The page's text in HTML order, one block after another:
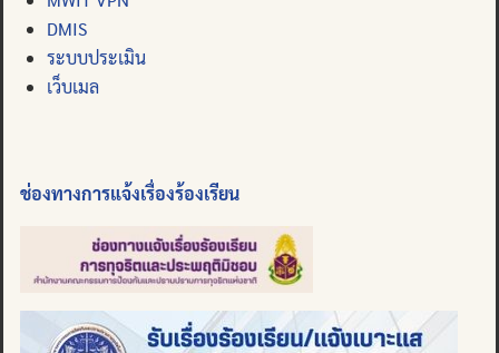
DMIS
ระบบประเมิน
เว็บเมล
ช่องทางการแจ้งเรื่องร้องเรียน